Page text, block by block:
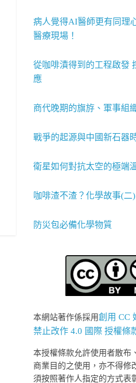
病人覺得AI醫師更有同理
醫療現場！
從咖啡漬得到的工程啟發
應
商代晚期的旗斿、軍事組
戰爭的起源與中國新石器
衛星如何對抗太空的極端
咖啡渣不渣？化學故事(二
防災包必備化學物質
本網站著作係採用創用 CC
禁止改作 4.0 國際 授權條
本授權條款允許使用者散布
商業目的之使用，亦不得修
須按照著作人指定的方式表